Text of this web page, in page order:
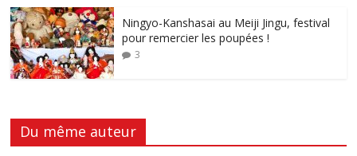
Ningyo-Kanshasai au Meiji Jingu, festival
pour remercier les poupées !
3
Du même auteur